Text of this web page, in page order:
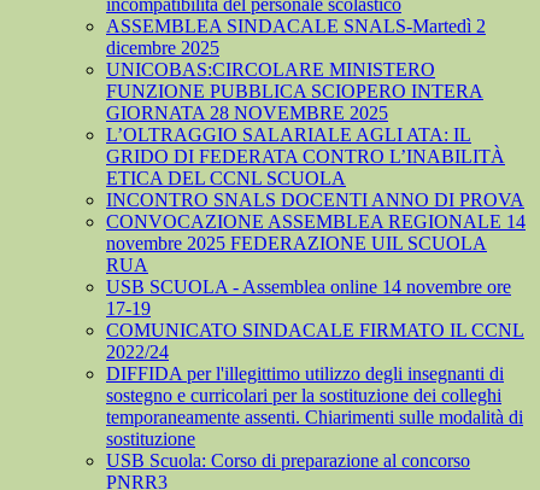
incompatibilità del personale scolastico
ASSEMBLEA SINDACALE SNALS-Martedì 2
dicembre 2025
UNICOBAS:CIRCOLARE MINISTERO
FUNZIONE PUBBLICA SCIOPERO INTERA
GIORNATA 28 NOVEMBRE 2025
L’OLTRAGGIO SALARIALE AGLI ATA: IL
GRIDO DI FEDERATA CONTRO L’INABILITÀ
ETICA DEL CCNL SCUOLA
INCONTRO SNALS DOCENTI ANNO DI PROVA
CONVOCAZIONE ASSEMBLEA REGIONALE 14
novembre 2025 FEDERAZIONE UIL SCUOLA
RUA
USB SCUOLA - Assemblea online 14 novembre ore
17-19
COMUNICATO SINDACALE FIRMATO IL CCNL
2022/24
DIFFIDA per l'illegittimo utilizzo degli insegnanti di
sostegno e curricolari per la sostituzione dei colleghi
temporaneamente assenti. Chiarimenti sulle modalità di
sostituzione
USB Scuola: Corso di preparazione al concorso
PNRR3